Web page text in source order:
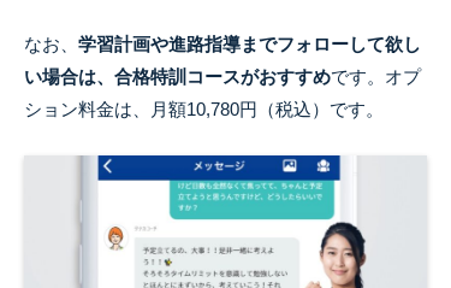
なお、 学習計画や進路指導までフォローして欲し
い場合は、合格特訓コースがおすすめです。 オプ
ション料金は、月額10,780円（税込）です。